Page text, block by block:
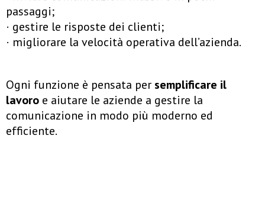
passaggi;
· gestire le risposte dei clienti;
· migliorare la velocità operativa dell’azienda.
Ogni funzione è pensata per semplificare il
lavoro e aiutare le aziende a gestire la
comunicazione in modo più moderno ed
efficiente.